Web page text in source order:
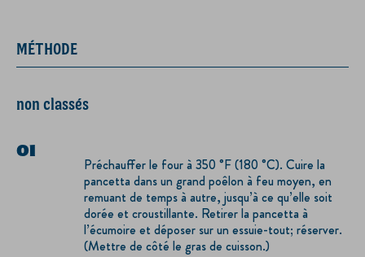
MÉTHODE
non classés
Préchauffer le four à 350 °F (180 °C). Cuire la
pancetta dans un grand poêlon à feu moyen, en
remuant de temps à autre, jusqu’à ce qu’elle soit
dorée et croustillante. Retirer la pancetta à
l’écumoire et déposer sur un essuie-tout; réserver.
(Mettre de côté le gras de cuisson.)